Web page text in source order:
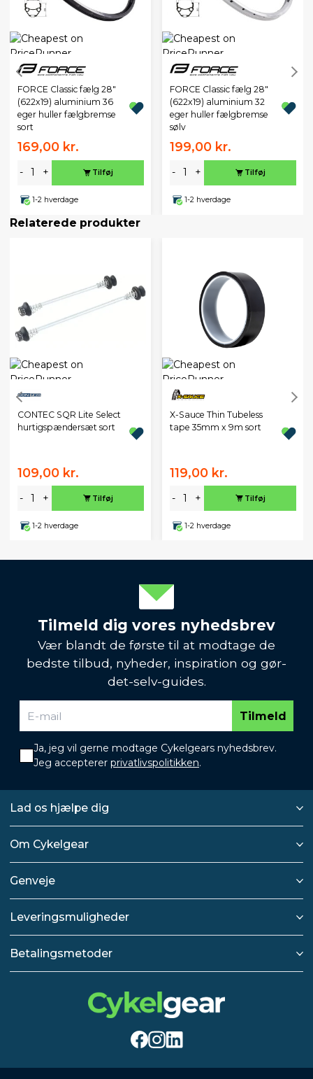
FORCE Classic fælg 28"
(622x19) aluminium 36
eger huller fælgbremse
sort
169,00 kr.
- + Tilføj
1-2 hverdage
FORCE Classic fælg 28"
(622x19) aluminium 32
eger huller fælgbremse
sølv
199,00 kr.
- + Tilføj
1-2 hverdage
Relaterede produkter
CONTEC SQR Lite Select
hurtigspændersæt sort
109,00 kr.
- + Tilføj
1-2 hverdage
X-Sauce Thin Tubeless
tape 35mm x 9m sort
119,00 kr.
- + Tilføj
1-2 hverdage
Tilmeld dig vores nyhedsbrev
Vær blandt de første til at modtage de
bedste tilbud, nyheder, inspiration og gør-
det-selv-guides.
Tilmeld
Ja, jeg vil gerne modtage Cykelgears nyhedsbrev.
Jeg accepterer privatlivspolitikken.
Lad os hjælpe dig
Om Cykelgear
Genveje
Leveringsmuligheder
Betalingsmetoder